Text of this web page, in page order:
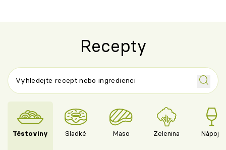
Recepty
Těstoviny Sladké Maso Zelenina Nápoje